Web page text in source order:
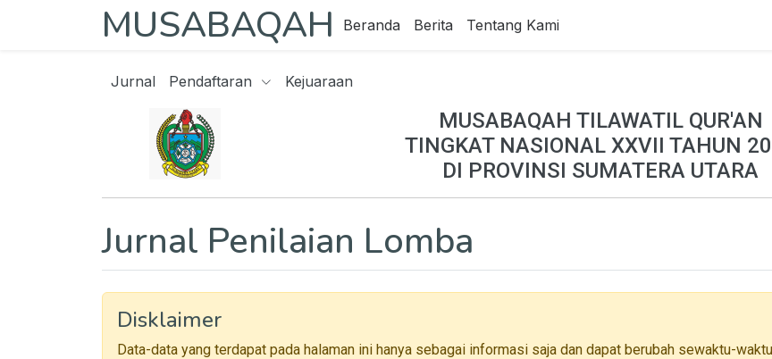
MUSABAQAH Beranda Berita Tentang Kami
Jurnal Pendaftaran Kejuaraan
MUSABAQAH TILAWATIL QUR'AN
TINGKAT NASIONAL XXVII TAHUN
DI PROVINSI SUMATERA UTARA
Jurnal Penilaian Lomba
Disklaimer
Data-data yang terdapat pada halaman ini hanya sebagai informasi saja dan dapat berubah sewaktu-